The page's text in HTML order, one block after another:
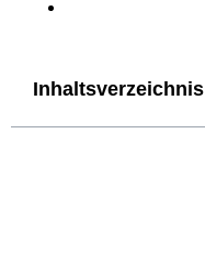
Inhaltsverzeichnis